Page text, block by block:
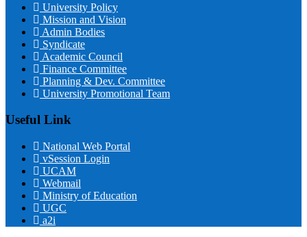
University Policy
Mission and Vision
Admin Bodies
Syndicate
Academic Council
Finance Committee
Planning & Dev. Committee
University Promotional Team
Useful Link
National Web Portal
vSession Login
UCAM
Webmail
Ministry of Education
UGC
a2i